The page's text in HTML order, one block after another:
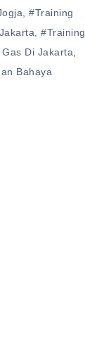
#training
#training
Di Jakarta
Bahaya